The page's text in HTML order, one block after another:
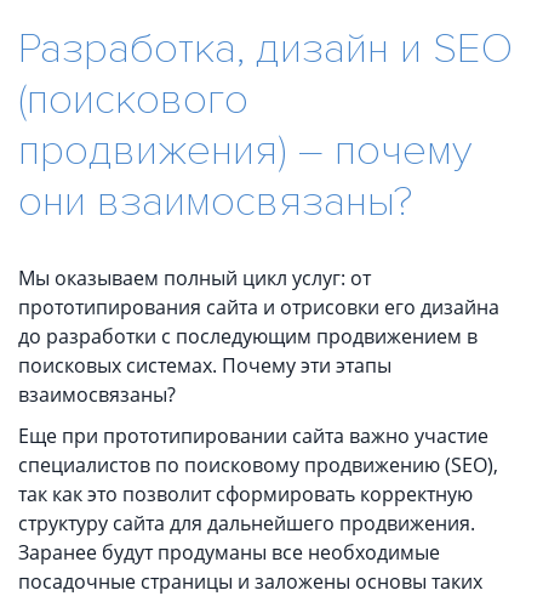
Разработка, дизайн и SEO
(поискового
продвижения) – почему
они взаимосвязаны?
Мы оказываем полный цикл услуг: от
прототипирования сайта и отрисовки его дизайна
до разработки с последующим продвижением в
поисковых системах. Почему эти этапы
взаимосвязаны?
Еще при прототипировании сайта важно участие
специалистов по поисковому продвижению (SEO),
так как это позволит сформировать корректную
структуру сайта для дальнейшего продвижения.
Заранее будут продуманы все необходимые
посадочные страницы и заложены основы таких